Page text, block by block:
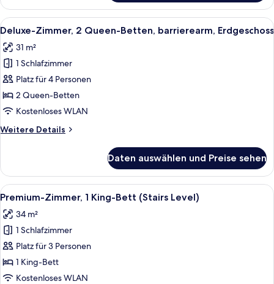
Zimmer,
2 Queen-
Betten,
Erdgeschoss
Alle
Fotos
für
Deluxe-
Zimmer,
2 Queen-
Betten,
Erdgeschoss
Ein Hotelzimmer mit zwei Betten,
16
Deluxe-Zimmer, 2 Queen-Betten, barrierearm, Erdgeschoss
31 m²
1 Schlafzimmer
Platz für 4 Personen
2 Queen-Betten
Kostenloses WLAN
Weitere Details
Weitere
Zimmer,
2 Queen-
Betten,
Erdgeschoss
Daten auswählen und Preise sehen
Alle
Fotos
für
Premium-
Zimmer,
1 King-
Bett
Ein Hotelzimmer mit Bett, Sessel,
15
Premium-Zimmer, 1 King-Bett (Stairs Level)
34 m²
1 Schlafzimmer
Platz für 3 Personen
1 King-Bett
Kostenloses WLAN